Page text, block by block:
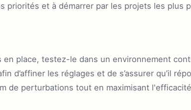
priorités et à démarrer par les projets les plus
en place, testez-le dans un environnement
d’affiner les réglages et de s’assurer qu’il
de perturbations tout en maximisant